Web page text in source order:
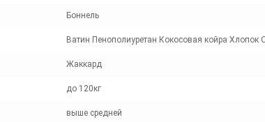
Боннель
Ватин Пенополиуретан Кокосовая койра Хлопок
Жаккард
до 120кг
выше средней